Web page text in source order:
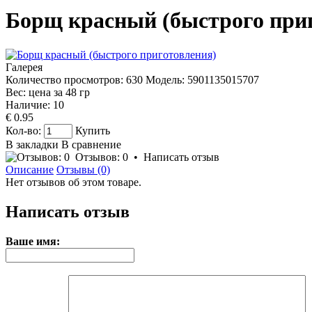
Борщ красный (быстрого
Галерея
Количество просмотров: 630 Модель: 5901135015707
Вес: цена за 48 гр
Наличие: 10
€ 0.95
Кол-во:
Купить
В закладки В сравнение
Отзывов: 0 • Написать отзыв
Описание Отзывы (0)
Нет отзывов об этом товаре.
Написать отзыв
Ваше имя: